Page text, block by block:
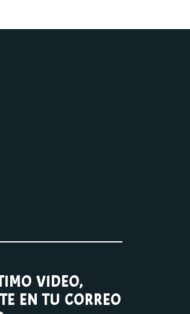
VIDEO,
EN TU CORREO